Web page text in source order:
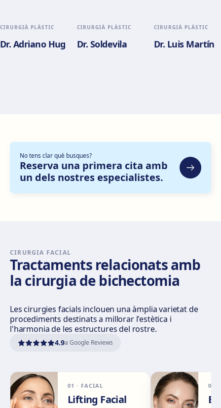
Alicante
Bilbao
Gran Vía Don Diego López de Haro, 82, Bilbao
Sevilla Remedios
Virgen de Luján, 30 A, Edif. La Pérgola, 41011 Sevilla
Córdoba
Calle El Nogal, 2, Nte. Sierra, 14006 Córdoba
Málaga
Calle Rachmaninov, 5, 29002 Málaga
CIRURGIÀ PLÀSTIC
Dr. Adriano Hug
CIRURGIÀ PLÀSTIC
Dr. Soldevila
CIRURGIÀ PLÀSTIC
Dr. Luis Martín
No tens clar què busques?
Reserva una primera cita amb
un dels nostres especialistes.
CIRURGIA FACIAL
Tractaments relacionats amb
la cirurgia de bichectomia
Les cirurgies facials inclouen una àmplia varietat de
procediments destinats a millorar l'estètica i
l'harmonia de les estructures del rostre.
4.9a Google Reviews
01 · FACIAL
Lifting Facial
02